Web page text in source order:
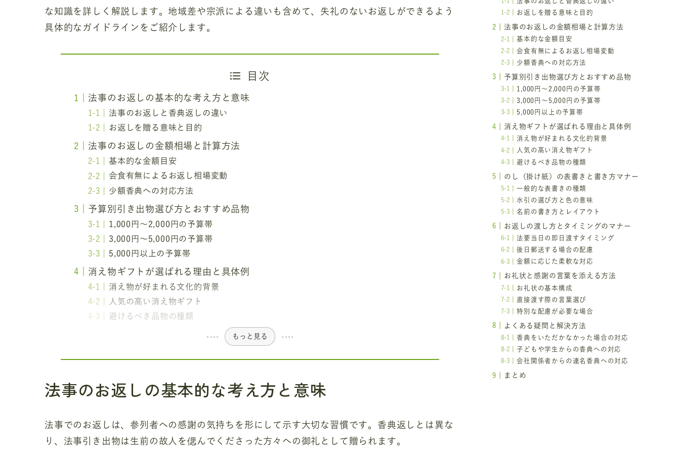
な知識を詳しく解説します。地域差や宗派による違いも含めて、失礼のないお返しができるよう
具体的なガイドラインをご紹介します。
目次
法事のお返しの基本的な考え方と意味
法事のお返しと香典返しの違い
お返しを贈る意味と目的
法事のお返しの金額相場と計算方法
基本的な金額目安
会食有無によるお返し相場変動
少額香典への対応方法
予算別引き出物選び方とおすすめ品物
1,000円～2,000円の予算帯
3,000円～5,000円の予算帯
5,000円以上の予算帯
消え物ギフトが選ばれる理由と具体例
消え物が好まれる文化的背景
人気の高い消え物ギフト
避けるべき品物の種類
もっと見る
法事のお返しの基本的な考え方と意味
法事でのお返しは、参列者への感謝の気持ちを形にして示す大切な習慣です。香典返しとは異な
り、法事引き出物は生前の故人を偲んでくださった方々への御礼として贈られます。
お返しを贈る意味と目的
法事のお返しの金額相場と計算方法
基本的な金額目安
会食有無によるお返し相場変動
少額香典への対応方法
予算別引き出物選び方とおすすめ品物
1,000円～2,000円の予算帯
3,000円～5,000円の予算帯
5,000円以上の予算帯
消え物ギフトが選ばれる理由と具体例
消え物が好まれる文化的背景
人気の高い消え物ギフト
避けるべき品物の種類
のし（掛け紙）の表書きと書き方マナー
一般的な表書きの種類
水引の選び方と色の意味
名前の書き方とレイアウト
お返しの渡し方とタイミングのマナー
法要当日の即日渡すタイミング
後日郵送する場合の配慮
金額に応じた柔軟な対応
お礼状と感謝の言葉を添える方法
お礼状の基本構成
直接渡す際の言葉選び
特別な配慮が必要な場合
よくある疑問と解決方法
香典をいただかなかった場合の対応
子どもや学生からの香典への対応
会社関係者からの連名香典への対応
まとめ